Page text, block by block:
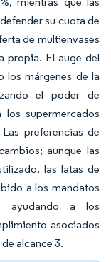
su cuota de
de multienvases
propia. El auge del
los márgenes de la
el poder de
supermercados
preferencias de
aunque las
las latas de
a los mandatos
ayudando a los
asociados
alcance 3.